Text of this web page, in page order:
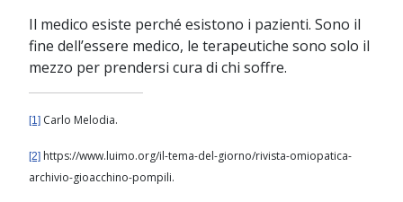
Il medico esiste perché esistono i pazienti. Sono il
fine dell’essere medico, le terapeutiche sono solo il
mezzo per prendersi cura di chi soffre.
[1] Carlo Melodia.
[2] https://www.luimo.org/il-tema-del-giorno/rivista-omiopatica-
archivio-gioacchino-pompili.